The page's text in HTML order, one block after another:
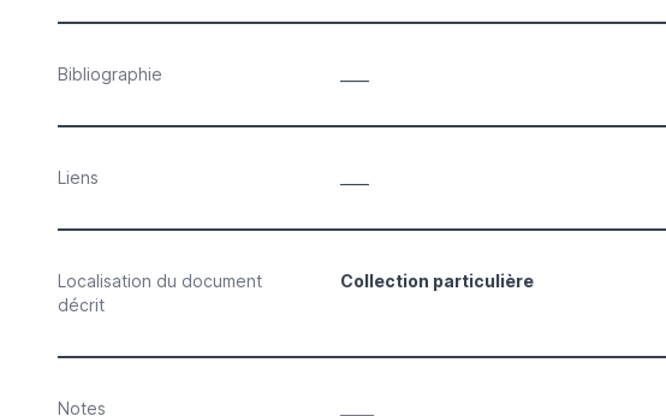
Bibliographie
Liens
Localisation du document
décrit
Collection particulière
Notes